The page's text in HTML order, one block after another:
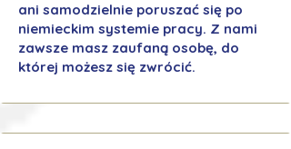
ani samodzielnie poruszać się po
niemieckim systemie pracy. Z nami
zawsze masz zaufaną osobę, do
której możesz się zwrócić.